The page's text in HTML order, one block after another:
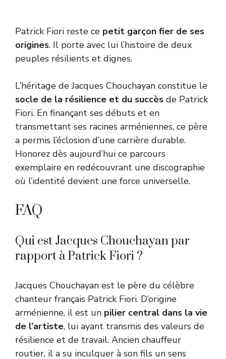
Patrick Fiori reste ce petit garçon fier de ses
origines. Il porte avec lui l’histoire de deux
peuples résilients et dignes.
L’héritage de Jacques Chouchayan constitue le
socle de la résilience et du succès de Patrick
Fiori. En finançant ses débuts et en
transmettant ses racines arméniennes, ce père
a permis l’éclosion d’une carrière durable.
Honorez dès aujourd’hui ce parcours
exemplaire en redécouvrant une discographie
où l’identité devient une force universelle.
FAQ
Qui est Jacques Chouchayan par
rapport à Patrick Fiori ?
Jacques Chouchayan est le père du célèbre
chanteur français Patrick Fiori. D’origine
arménienne, il est un pilier central dans la vie
de l’artiste, lui ayant transmis des valeurs de
résilience et de travail. Ancien chauffeur
routier, il a su inculquer à son fils un sens